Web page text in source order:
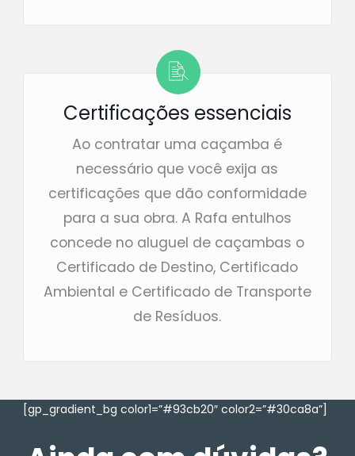
Certificações essenciais
Ao contratar uma caçamba é
necessário que você exija as
certificações que dão conformidade
para a sua obra. A Rafa entulhos
concede no aluguel de caçambas o
Certificado de Destino, Certificado
Ambiental e Certificado de Transporte
de Resíduos.
[gp_gradient_bg color1=”#93cb20″ color2=”#30ca8a”]